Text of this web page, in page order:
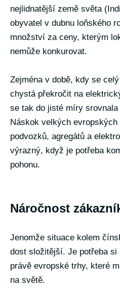
nejlidnatější země světa
obyvatel v dubnu loňského
množství za ceny, kterým
nemůže konkurovat.
Zejména v době, kdy se
chystá překročit na
se tak do jisté míry
Náskok velkých
podvozků, agregátů a
výrazný, když je potřeba
pohonu.
Náročnost
Jenomže situace kolem
dost složitější. Je potřeba si
právě evropské trhy, které
na světě.